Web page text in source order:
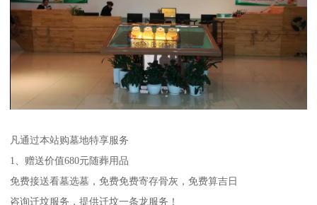
凡通过本站购墓地特享服务
1、赠送价值680元随葬用品
免费接送看墓选墓，免费免费寄存骨灰，免费算吉日
咨询迁坟服务，提供迁坟一条龙服务！